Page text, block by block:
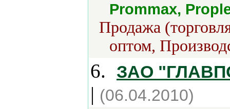
Prommax,
Продажа
оптом,
6. ЗАО
| (06.04.2010)